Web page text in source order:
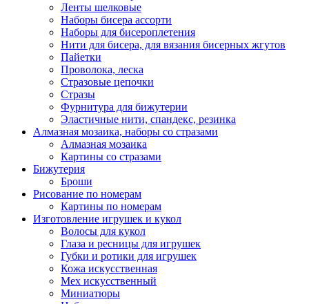
Ленты шелковые
Наборы бисера ассорти
Наборы для бисероплетения
Нити для бисера, для вязания бисерных жгутов
Пайетки
Проволока, леска
Стразовые цепочки
Стразы
Фурнитура для бижутерии
Эластичные нити, спандекс, резинка
Алмазная мозаика, наборы со стразами
Алмазная мозаика
Картины co стразами
Бижутерия
Броши
Рисование по номерам
Картины по номерам
Изготовление игрушек и кукол
Волосы для кукол
Глаза и ресницы для игрушек
Губки и ротики для игрушек
Кожа искусственная
Мех искусственный
Миниатюры